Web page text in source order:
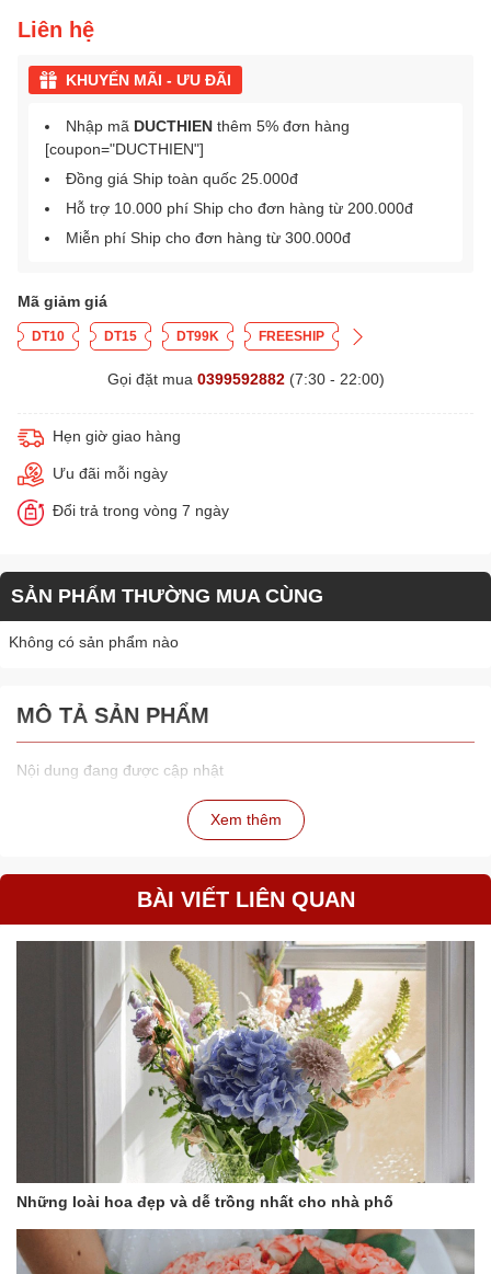
Liên hệ
KHUYẾN MÃI - ƯU ĐÃI
Nhập mã DUCTHIEN thêm 5% đơn hàng
[coupon="DUCTHIEN"]
Đồng giá Ship toàn quốc 25.000đ
Hỗ trợ 10.000 phí Ship cho đơn hàng từ 200.000đ
Miễn phí Ship cho đơn hàng từ 300.000đ
Mã giảm giá
DT10 DT15 DT99K FREESHIP
Gọi đặt mua 0399592882(7:30 - 22:00)
Hẹn giờ giao hàng
Ưu đãi mỗi ngày
Đổi trả trong vòng 7 ngày
SẢN PHẨM THƯỜNG MUA CÙNG
Không có sản phẩm nào
MÔ TẢ SẢN PHẨM
Nội dung đang được cập nhật
Xem thêm
BÀI VIẾT LIÊN QUAN
Những loài hoa đẹp và dễ trồng nhất cho nhà phố